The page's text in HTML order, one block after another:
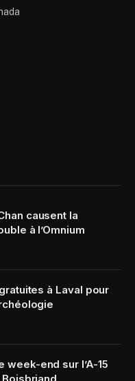
causent la
à l’Omnium
à Laval pour
week-end sur l’A-15